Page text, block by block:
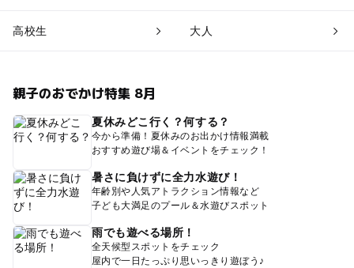
高校生 大人
親子のおでかけ特集 8月
夏休みどこ行く？何する？
今から準備！夏休みのお出かけ情報満載
おすすめ遊び場＆イベントをチェック！
暑さに負けずに全力水遊び！
年齢別や人気アトラクション情報など
子ども大満足のプール＆水遊びスポット
雨でも遊べる場所！
全天候型スポットをチェック
屋内で一日たっぷり思いっきり遊ぼう♪